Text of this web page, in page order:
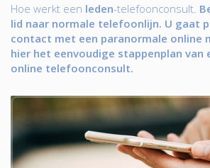
Hoe werkt een leden-telefoonconsult.
lid naar normale telefoonlijn. U gaat
contact met een paranormale online
hier het eenvoudige stappenplan van
online telefoonconsult.